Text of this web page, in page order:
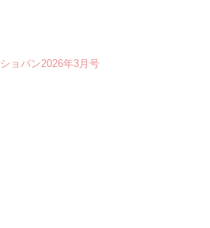
ショパン2026年3月号